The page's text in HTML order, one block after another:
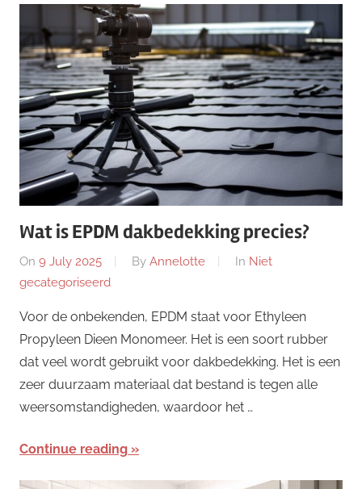
Wat is EPDM dakbedekking precies?
On 9 July 2025 By Annelotte In Niet
gecategoriseerd
Voor de onbekenden, EPDM staat voor Ethyleen
Propyleen Dieen Monomeer. Het is een soort rubber
dat veel wordt gebruikt voor dakbedekking. Het is een
zeer duurzaam materiaal dat bestand is tegen alle
weersomstandigheden, waardoor het …
Continue reading